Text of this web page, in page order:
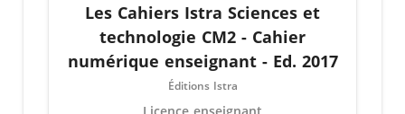
Les Cahiers Istra Sciences et
technologie CM2 - Cahier
numérique enseignant - Ed. 2017
Éditions Istra